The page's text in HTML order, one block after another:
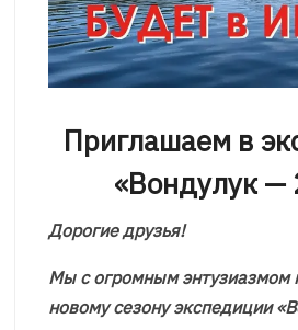
Приглашаем в
«Вондулук —
Дорогие друзья!
Мы с огромным энтузиазмом
новому сезону экспедиции